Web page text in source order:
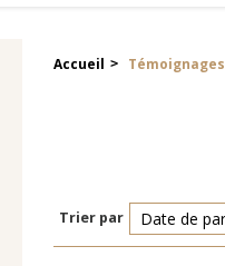
Accueil > Témoignages
Trier par